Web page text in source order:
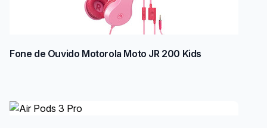
Fone de Ouvido Motorola Moto JR 200 Kids